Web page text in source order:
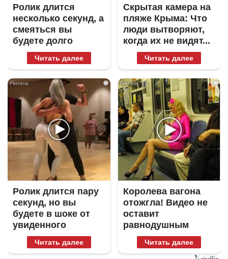
Ролик длится
несколько секунд, а
смеяться вы
будете долго
Читать далее
Скрытая камера на
пляже Крыма: Что
люди вытворяют,
когда их не видят...
Читать далее
i
Ролик длится пару
секунд, но вы
будете в шоке от
увиденного
Читать далее
i
Королева вагона
отожгла! Видео не
оставит
равнодушным
Читать далее